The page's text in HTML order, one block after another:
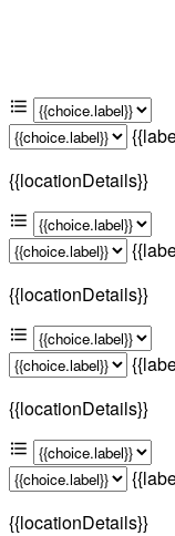
{{locationDetails}}
{{locationDetails}}
{{locationDetails}}
{{locationDetails}}